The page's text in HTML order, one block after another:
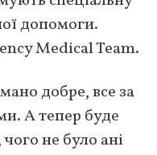
допомоги.
Medical Team.
добре, все за
А тепер буде
не було ані